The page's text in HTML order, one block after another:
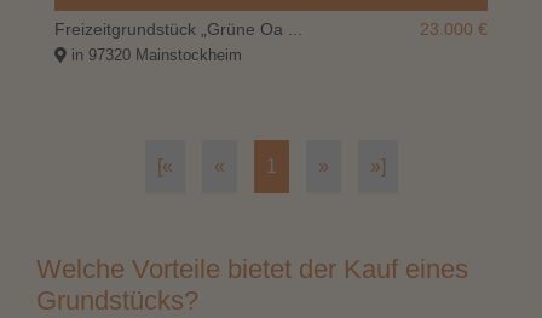
Freizeitgrundstück „Grüne Oa ... 23.000 €
in 97320 Mainstockheim
[« « 1 » »]
Welche Vorteile bietet der Kauf eines
Grundstücks?